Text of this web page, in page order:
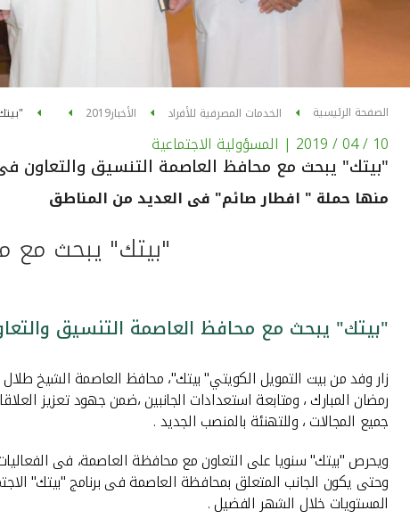
الصفحة الرئيسية الخدمات المصرفية للأفراد الأخبار2019
10 / 04 / 2019 | المسؤولية الاجتماعية
"بيتك" يبحث مع محافظ العاصمة التنسيق والتعاون
منها حملة " افطار صائم" فى العديد من المناطق
"بيتك" يبحث مع
"بيتك" يبحث مع محافظ العاصمة التنسيق
زار وفد من بيت التمويل الكويتي" بيتك"، محافظ العاصمة الشيخ
رمضان المبارك ، ومتابعة استعدادات الجانبين ،ضمن جهود تعزيز
جميع المجالات ، وللتهنئة بالمنصب الجديد .
ويحرص "بيتك" سنويا على التعاون مع محافظة العاصمة، فى
وحتى يكون الجانب المتعلق بمحافظة العاصمة فى برنامج "بيتك"
المستويات خلال الشهر الفضيل .